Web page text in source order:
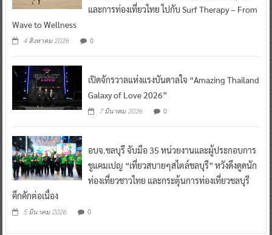
และการท่องเที่ยวไทย ไปกับ Surf Therapy – From
Wave to Wellness
4 สิงหาคม 2026 0
เปิดจักรวาลแห่งแรงบันดาลใจ “Amazing Thailand
Galaxy of Love 2026”
7 มีนาคม 2026 0
อบจ.ชลบุรี จับมือ 35 หน่วยงานและผู้ประกอบการ
ชูแคมเปญ “เที่ยวสบายๆสไตล์ชลบุรี” หวังดึงดูดนัก
ท่องเที่ยวชาวไทย และกระตุ้นการท่องเที่ยวชลบุรี
คึกคักต่อเนื่อง
5 มีนาคม 2026 0